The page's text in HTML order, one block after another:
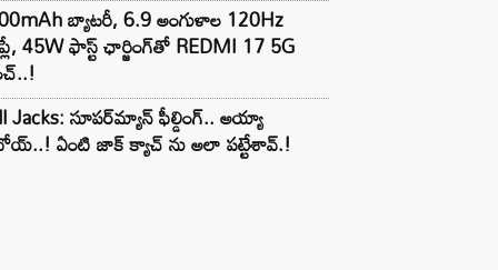
బ్యాటరీ, 6.9 అంగుళాల 120Hz
45W ఫాస్ట్ ఛార్జింగ్‌తో REDMI 17 5G
Jacks: సూపర్‌మ్యాన్ ఫీల్డింగ్.. అయ్యా
ఏంటి జాక్ క్యాచ్ ను అలా పట్టేశావ్.!